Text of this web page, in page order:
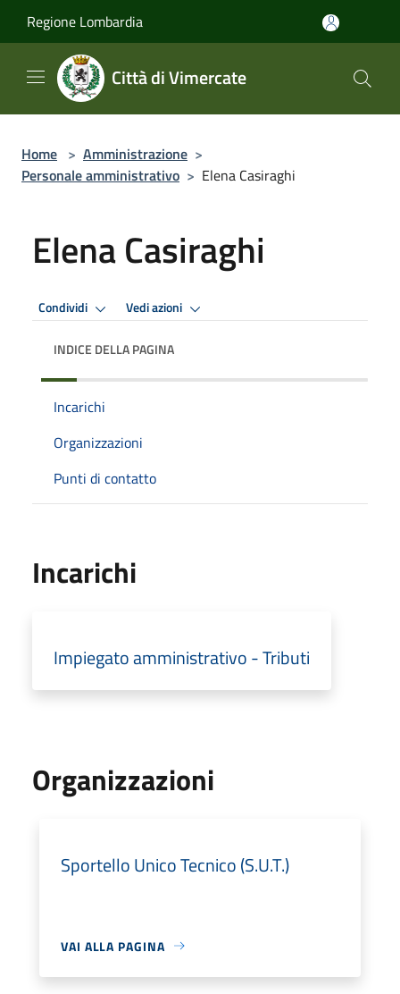
Regione Lombardia
Città di Vimercate
Home > Amministrazione >
Personale amministrativo > Elena Casiraghi
Elena Casiraghi
Condividi Vedi azioni
INDICE DELLA PAGINA
Incarichi
Organizzazioni
Punti di contatto
Incarichi
Impiegato amministrativo - Tributi
Organizzazioni
Sportello Unico Tecnico (S.U.T.)
VAI ALLA PAGINA